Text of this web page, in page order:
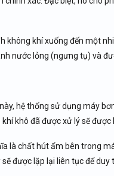
không khí xuống đến một
nước lỏng (ngưng tụ) và
hệ thống sử dụng máy
khô đã được xử lý sẽ được
là chất hút ẩm bên trong
được lặp lại liên tục để